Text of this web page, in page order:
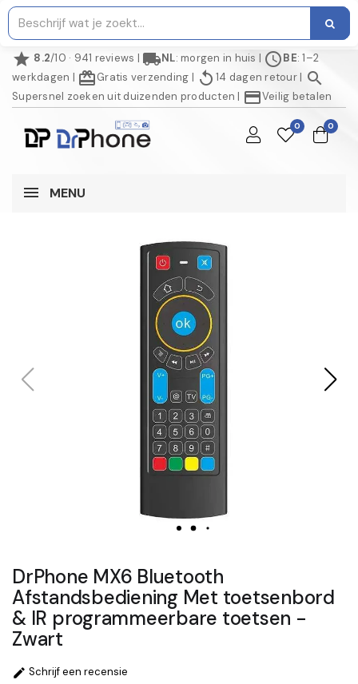
star 8.2/10 · 941 reviews | local_shippingNL: morgen in huis | scheduleBE: 1–2
werkdagen | redeemGratis verzending | replay 14 dagen retour| search
Supersnel zoeken uit duizenden producten | credit_cardVeilig betalen
0 0
MENU
DrPhone MX6 Bluetooth
Afstandsbediening Met toetsenbord
& IR programmeerbare toetsen -
Zwart
 Schrijf een recensie